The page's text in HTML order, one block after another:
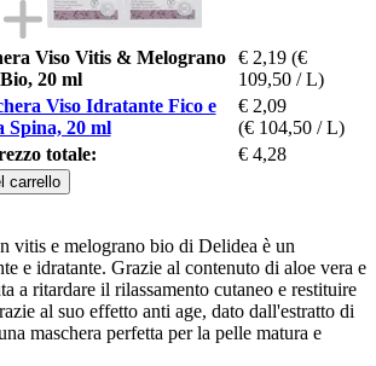
Viso Vitis & Melograno
Bio, 20 ml
€ 2,19 (€
109,50 / L)
Viso Idratante Fico e
Spina, 20 ml
€ 2,09
(€ 104,50 / L)
totale:
€ 4,28
carrello
vitis e melograno bio di Delidea è un
e idratante. Grazie al contenuto di aloe vera e
a ritardare il rilassamento cutaneo e restituire
al suo effetto anti age, dato dall'estratto di
maschera perfetta per la pelle matura e